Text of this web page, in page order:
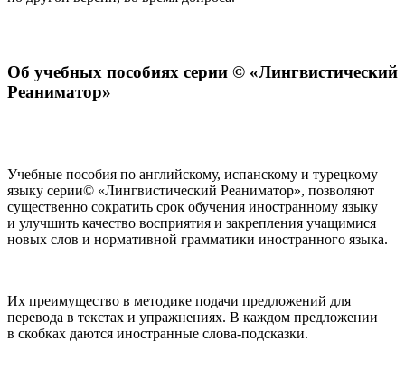
Об учебных пособиях серии © «Лингвистический
Реаниматор»
Учебные пособия по английскому, испанскому и турецкому
языку серии© «Лингвистический Реаниматор», позволяют
существенно сократить срок обучения иностранному языку
и улучшить качество восприятия и закрепления учащимися
новых слов и нормативной грамматики иностранного языка.
Их преимущество в методике подачи предложений для
перевода в текстах и упражнениях. В каждом предложении
в скобках даются иностранные слова-подсказки.